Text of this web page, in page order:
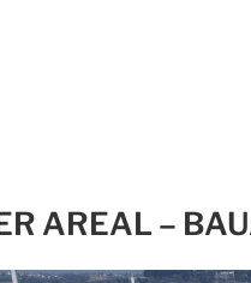
AREAL –